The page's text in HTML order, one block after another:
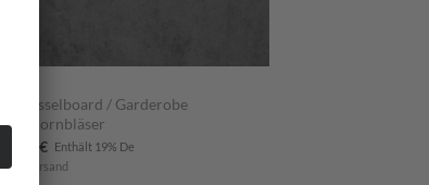
Schlüsselboard / Garderobe
Jagdhornbläser
58,90€ Enthält 19% De
zzgl.
Versand